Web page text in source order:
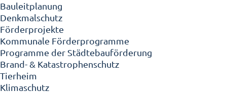
Bauleitplanung
Denkmalschutz
Förderprojekte
Kommunale Förderprogramme
Programme der Städtebauförderung
Brand- & Katastrophenschutz
Tierheim
Klimaschutz